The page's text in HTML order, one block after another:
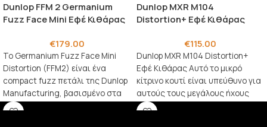
Dunlop FFM 2 Germanium
Fuzz Face Mini Εφέ Κιθάρας
€179.00
Το Germanium Fuzz Face Mini
Distortion (FFM2) είναι ένα
compact fuzz πετάλι της Dunlop
Manufacturing, βασισμένο στα
αυθεντικά Fuzz Face
Dunlop MXR M104
Distortion+ Εφέ Κιθάρας
€115.00
Dunlop MXR M104 Distortion+
Εφέ Κιθάρας Αυτό το μικρό
κίτρινο κουτί είναι υπεύθυνο για
αυτούς τους μεγάλους ήχους
παραμόρφωσης που